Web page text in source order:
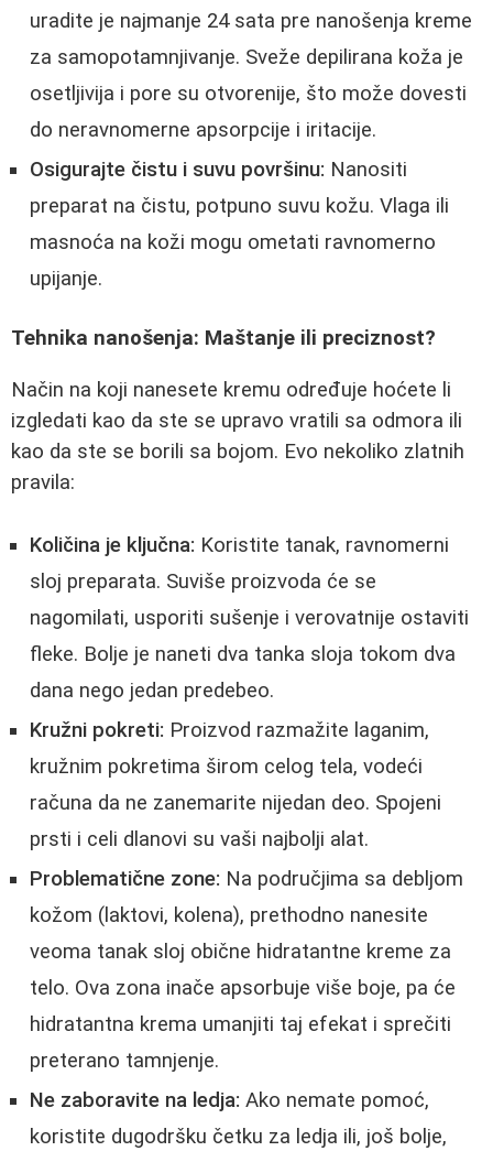
uradite je najmanje 24 sata pre nanošenja kreme
za samopotamnjivanje. Sveže depilirana koža je
osetljivija i pore su otvorenije, što može dovesti
do neravnomerne apsorpcije i iritacije.
Osigurajte čistu i suvu površinu: Nanositi
preparat na čistu, potpuno suvu kožu. Vlaga ili
masnoća na koži mogu ometati ravnomerno
upijanje.
Tehnika nanošenja: Maštanje ili preciznost?
Način na koji nanesete kremu određuje hoćete li
izgledati kao da ste se upravo vratili sa odmora ili
kao da ste se borili sa bojom. Evo nekoliko zlatnih
pravila:
Količina je ključna: Koristite tanak, ravnomerni
sloj preparata. Suviše proizvoda će se
nagomilati, usporiti sušenje i verovatnije ostaviti
fleke. Bolje je naneti dva tanka sloja tokom dva
dana nego jedan predebeo.
Kružni pokreti: Proizvod razmažite laganim,
kružnim pokretima širom celog tela, vodeći
računa da ne zanemarite nijedan deo. Spojeni
prsti i celi dlanovi su vaši najbolji alat.
Problematične zone: Na područjima sa debljom
kožom (laktovi, kolena), prethodno nanesite
veoma tanak sloj obične hidratantne kreme za
telo. Ova zona inače apsorbuje više boje, pa će
hidratantna krema umanjiti taj efekat i sprečiti
preterano tamnjenje.
Ne zaboravite na ledja: Ako nemate pomoć,
koristite dugodršku četku za ledja ili, još bolje,